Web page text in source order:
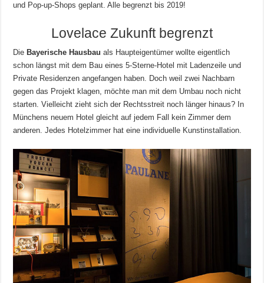
und Pop-up-Shops geplant. Alle begrenzt bis 2019!
Lovelace Zukunft begrenzt
Die Bayerische Hausbau als Haupteigentümer wollte eigentlich
schon längst mit dem Bau eines 5-Sterne-Hotel mit Ladenzeile und
Private Residenzen angefangen haben. Doch weil zwei Nachbarn
gegen das Projekt klagen, möchte man mit dem Umbau noch nicht
starten. Vielleicht zieht sich der Rechtsstreit noch länger hinaus? In
Münchens neuem Hotel gleicht auf jedem Fall kein Zimmer dem
anderen. Jedes Hotelzimmer hat eine individuelle Kunstinstallation.